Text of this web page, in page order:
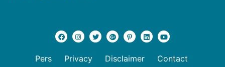
Pers Privacy Disclaimer
Contact